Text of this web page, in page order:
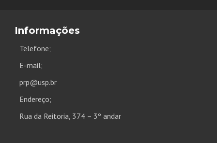
Informações
Telefone;
E-mail;
prp@usp.br
Endereço;
Rua da Reitoria, 374 – 3º andar